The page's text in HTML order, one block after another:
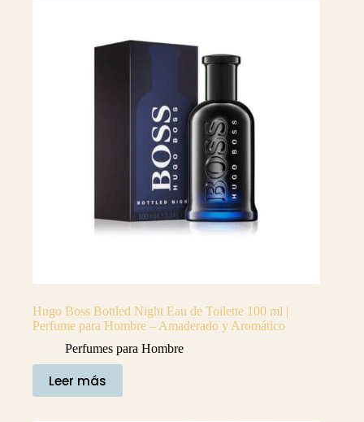
Hugo Boss Bottled Night Eau de Toilette 100 ml |
Perfume para Hombre – Amaderado y Aromático
Perfumes para Hombre
Leer más